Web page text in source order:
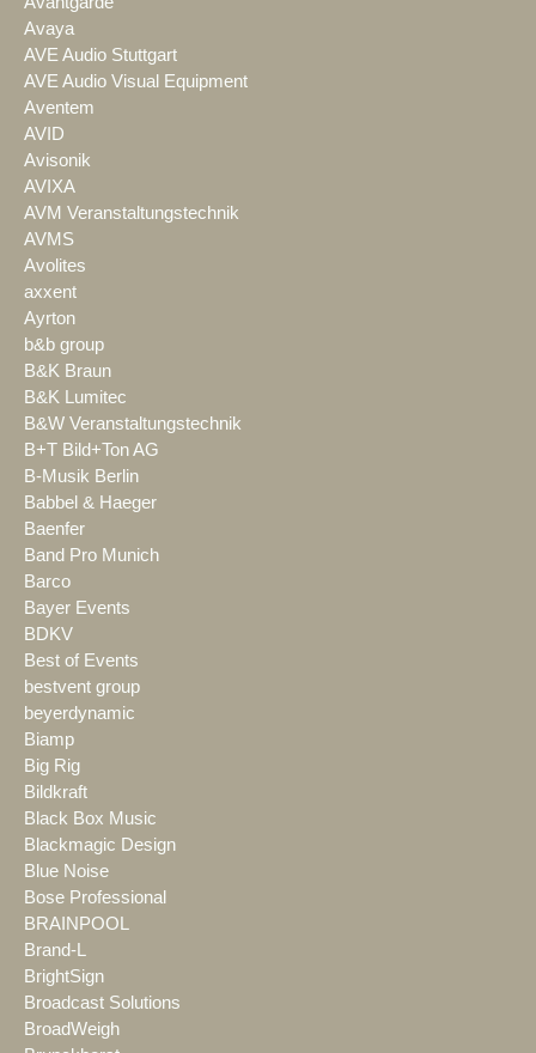
Avaya
AVE Audio Stuttgart
AVE Audio Visual Equipment
Aventem
AVID
Avisonik
AVIXA
AVM Veranstaltungstechnik
AVMS
Avolites
axxent
Ayrton
b&b group
B&K Braun
B&K Lumitec
B&W Veranstaltungstechnik
B+T Bild+Ton AG
B-Musik Berlin
Babbel & Haeger
Baenfer
Band Pro Munich
Barco
Bayer Events
BDKV
Best of Events
bestvent group
beyerdynamic
Biamp
Big Rig
Bildkraft
Black Box Music
Blackmagic Design
Blue Noise
Bose Professional
BRAINPOOL
Brand-L
BrightSign
Broadcast Solutions
BroadWeigh